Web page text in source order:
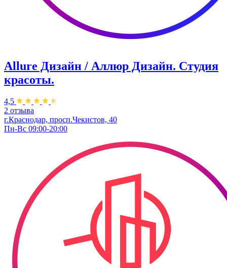
Allure Дизайн / Аллюр Дизайн. Студия
красоты.
4,5
2 отзыва
г.Краснодар, просп.Чекистов, 40
Пн-Вс 09:00-20:00